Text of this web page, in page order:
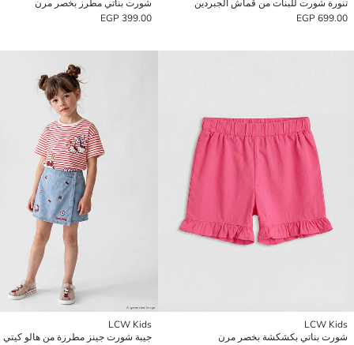
تنورة شورت للبنات من قماش الجبردين
699.00 EGP
شورت بناتي مطرز بخصر مرن
399.00 EGP
LCW Kids
شورت بناتي بكشكشة بخصر مرن
LCW Kids
جيبة شورت جينز مطرزة من هالو كيتي